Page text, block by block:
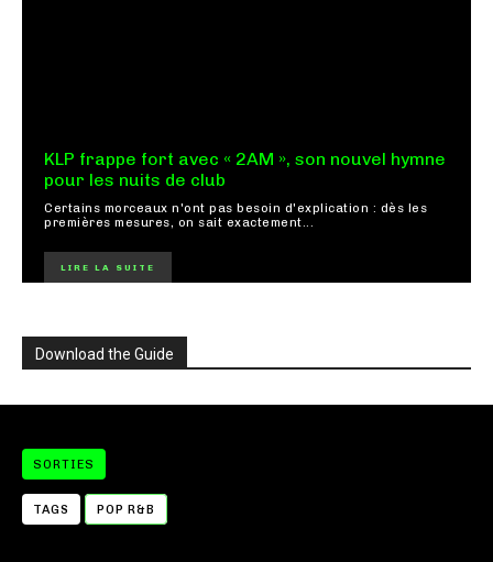
KLP frappe fort avec « 2AM », son nouvel hymne
pour les nuits de club
Certains morceaux n'ont pas besoin d'explication : dès les
premières mesures, on sait exactement...
LIRE LA SUITE
Download the Guide
SORTIES
TAGS POP R&B